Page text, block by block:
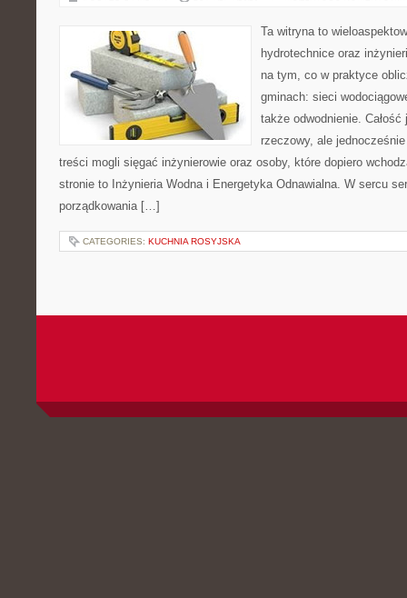
Ta witryna to
hydrotechnice oraz
na tym, co w praktyce
gminach: sieci
także odwodnienie.
rzeczowy, ale
treści mogli sięgać inżynierowie oraz osoby, które dopiero
stronie to Inżynieria Wodna i Energetyka Odnawialna. W sercu
porządkowania […]
CATEGORIES: KUCHNIA ROSYJSKA